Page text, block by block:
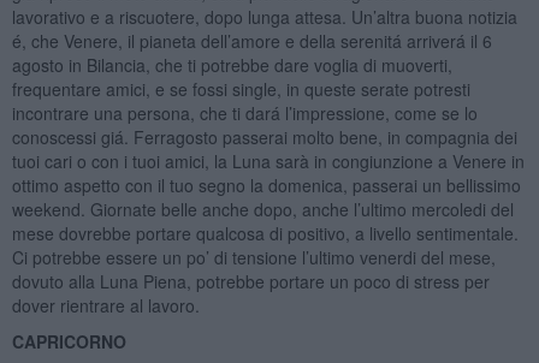
lavorativo e a riscuotere, dopo lunga attesa. Un’altra buona notizia
é, che Venere, il pianeta dell’amore e della serenitá arriverá il 6
agosto in Bilancia, che ti potrebbe dare voglia di muoverti,
frequentare amici, e se fossi single, in queste serate potresti
incontrare una persona, che ti dará l’impressione, come se lo
conoscessi giá. Ferragosto passerai molto bene, in compagnia dei
tuoi cari o con i tuoi amici, la Luna sarà in congiunzione a Venere in
ottimo aspetto con il tuo segno la domenica, passerai un bellissimo
weekend. Giornate belle anche dopo, anche l’ultimo mercoledi del
mese dovrebbe portare qualcosa di positivo, a livello sentimentale.
Ci potrebbe essere un po’ di tensione l’ultimo venerdi del mese,
dovuto alla Luna Piena, potrebbe portare un poco di stress per
dover rientrare al lavoro.
CAPRICORNO